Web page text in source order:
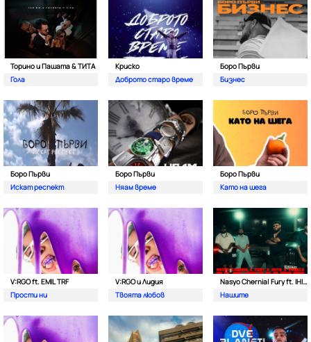
Торино и Пашата & ТИТА
Гола
Криско
Доброто старо време
Боро Първи
Бизнес
Боро Първи
Искат респект
Боро Първи
Няам време
Боро Първи
Като на шега
V:RGO ft. EMIL TRF
Прости ни
V:RGO и Лидия
Твоята любов
Nasyo Chernia| Fury ft. IHITO & Pameca
Нашите